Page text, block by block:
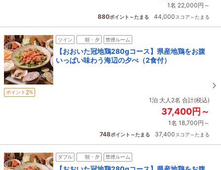
1名 22,000円～
880ポイント～たまる 44,000スコア～たまる
ツイン 朝・夕 禁煙ルーム
【おおいた冠地鶏280gコース】県産地鶏をお腹
いっぱい味わう海辺の夕べ（2食付）
ポイント 2%
1泊 大人2名 合計(税込)
37,400円～
1名 18,700円～
748ポイント～たまる 37,400スコア～たまる
ダブル 朝・夕 禁煙ルーム